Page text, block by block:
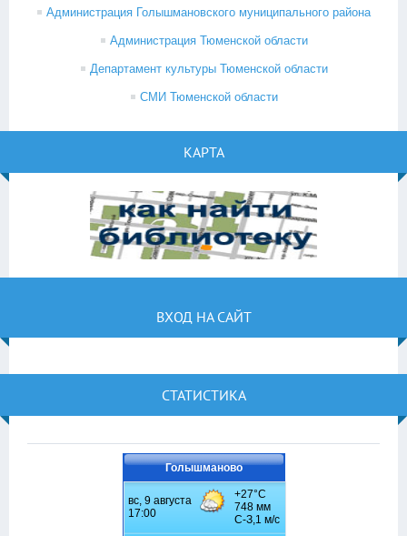
Администрация Голышмановского муниципального района
Администрация Тюменской области
Департамент культуры Тюменской области
СМИ Тюменской области
КАРТА
ВХОД НА САЙТ
СТАТИСТИКА
Голышманово